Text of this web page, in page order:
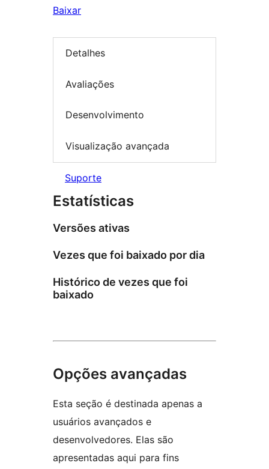
Baixar
Detalhes
Avaliações
Desenvolvimento
Visualização avançada
Suporte
Estatísticas
Versões ativas
Vezes que foi baixado por dia
Histórico de vezes que foi
baixado
Opções avançadas
Esta seção é destinada apenas a
usuários avançados e
desenvolvedores. Elas são
apresentadas aqui para fins